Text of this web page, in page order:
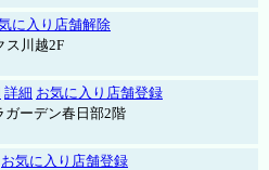
に入り店舗解除
ス川越2F
詳細 お気に入り店舗登録
ーデン春日部2階
お気に入り店舗登録